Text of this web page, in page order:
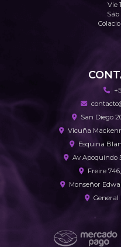
Vie
Sáb
San Diego
Vicuña
Esquina
Av Apoquindo
Freire
Monseñor
General